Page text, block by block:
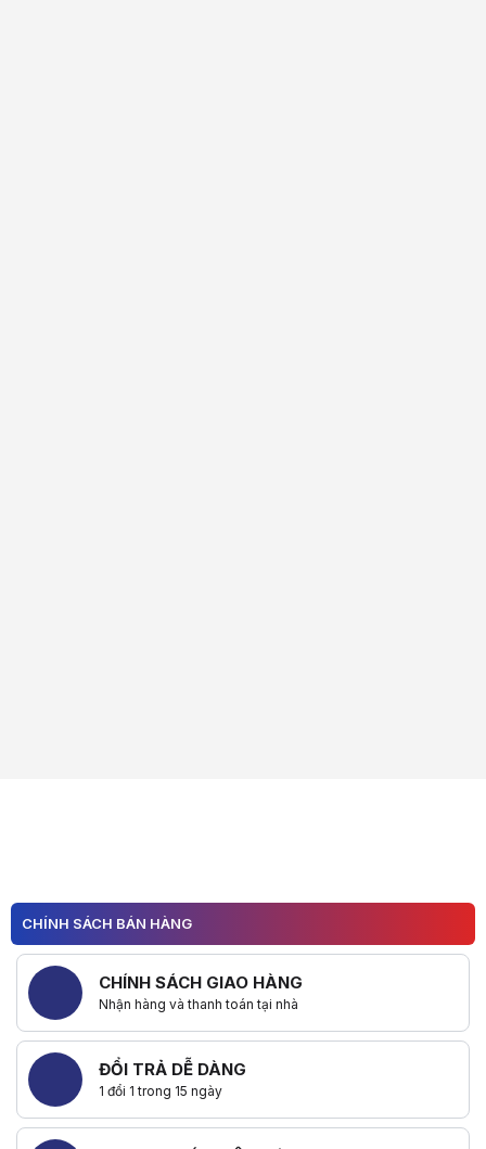
CHÍNH SÁCH BÁN HÀNG
CHÍNH SÁCH GIAO HÀNG
Nhận hàng và thanh toán tại nhà
ĐỔI TRẢ DỄ DÀNG
1 đổi 1 trong 15 ngày